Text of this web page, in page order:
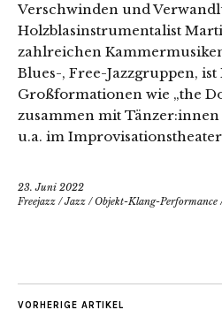
Verschwinden und
Holzblasinstrumentalist
zahlreichen
Blues-, Free-Jazzgruppen,
Großformationen wie „the
zusammen mit
u.a. im
23. Juni 2022
Freejazz /Jazz /Objekt-Klang-Performance
VORHERIGE ARTIKEL